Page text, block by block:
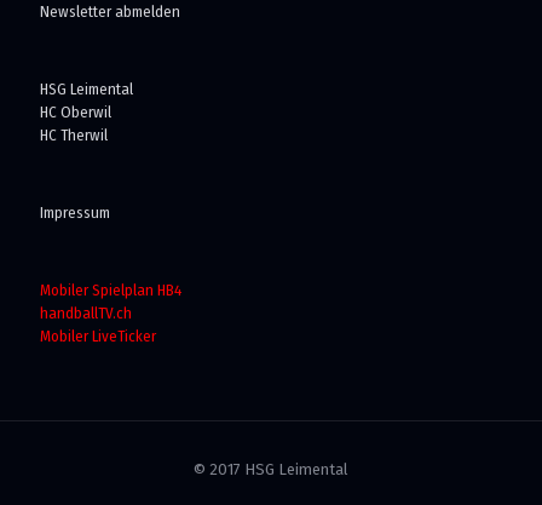
Newsletter abmelden
HSG Leimental
HC Oberwil
HC Therwil
Impressum
Mobiler Spielplan HB4
handballTV.ch
Mobiler LiveTicker
© 2017 HSG Leimental